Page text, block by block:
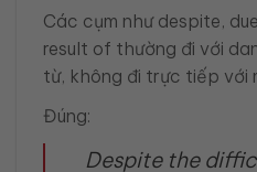
Các cụm như despite,
result of thường đi với
từ, không đi trực tiếp với
Đúng:
Despite the